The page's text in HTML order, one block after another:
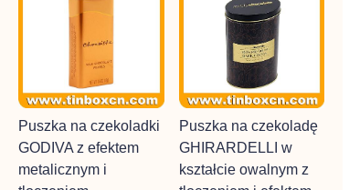
Puszka na czekoladki
GODIVA z efektem
metalicznym i
Puszka na czekoladę
GHIRARDELLI w
kształcie owalnym z